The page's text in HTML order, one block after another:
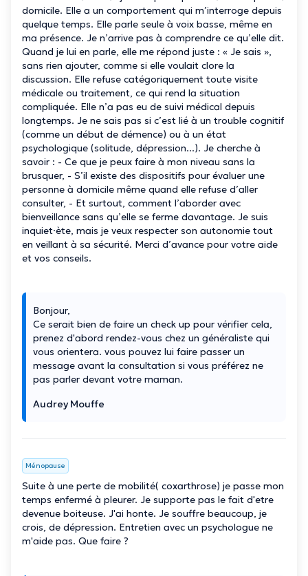
domicile. Elle a un comportement qui m’interroge depuis
quelque temps. Elle parle seule à voix basse, même en
ma présence. Je n’arrive pas à comprendre ce qu’elle dit.
Quand je lui en parle, elle me répond juste : « Je sais »,
sans rien ajouter, comme si elle voulait clore la
discussion. Elle refuse catégoriquement toute visite
médicale ou traitement, ce qui rend la situation
compliquée. Elle n’a pas eu de suivi médical depuis
longtemps. Je ne sais pas si c’est lié à un trouble cognitif
(comme un début de démence) ou à un état
psychologique (solitude, dépression...). Je cherche à
savoir : - Ce que je peux faire à mon niveau sans la
brusquer, - S’il existe des dispositifs pour évaluer une
personne à domicile même quand elle refuse d’aller
consulter, - Et surtout, comment l’aborder avec
bienveillance sans qu’elle se ferme davantage. Je suis
inquiet·ète, mais je veux respecter son autonomie tout
en veillant à sa sécurité. Merci d’avance pour votre aide
et vos conseils.
Bonjour,
Ce serait bien de faire un check up pour vérifier cela,
prenez d'abord rendez-vous chez un généraliste qui
vous orientera. vous pouvez lui faire passer un
message avant la consultation si vous préférez ne
pas parler devant votre maman.
Audrey Mouffe
Ménopause
Suite à une perte de mobilité( coxarthrose) je passe mon
temps enfermé à pleurer. Je supporte pas le fait d'etre
devenue boiteuse. J'ai honte. Je souffre beaucoup, je
crois, de dépression. Entretien avec un psychologue ne
m'aide pas. Que faire ?